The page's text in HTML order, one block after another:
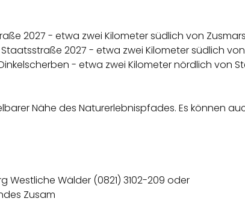
2027 - etwa zwei Kilometer südlich von
2027 - etwa zwei Kilometer südlich
- etwa zwei Kilometer nördlich von
Nähe des Naturerlebnispfades. Es können
Wälder (0821) 3102-209 oder
Zusam